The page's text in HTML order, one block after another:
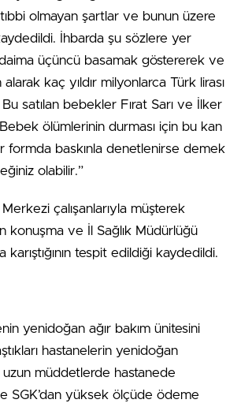
olmayan şartlar ve bunun üzere
İhbarda şu sözlere yer
üçüncü basamak göstererek ve
kaç yıldır milyonlarca Türk lirası
satılan bebekler Fırat Sarı ve İlker
ölümlerinin durması için bu kan
formda baskınla denetlenirse demek
olabilir.”
çalışanlarıyla müşterek
ve İl Sağlık Müdürlüğü
tespit edildiği kaydedildi.
yenidoğan ağır bakım ünitesini
hastanelerin yenidoğan
uzun müddetlerde hastanede
SGK’dan yüksek ölçüde ödeme